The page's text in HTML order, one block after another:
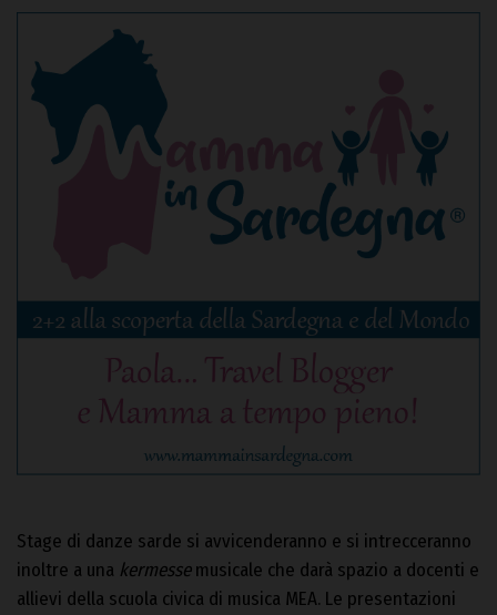
Stage di danze sarde si avvicenderanno e si intrecceranno
inoltre a una kermessemusicale che darà spazio a docenti e
allievi della scuola civica di musica MEA. Le presentazioni